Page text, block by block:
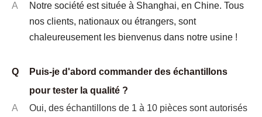
A
Notre société est située à Shanghai, en Chine. Tous
nos clients, nationaux ou étrangers, sont
chaleureusement les bienvenus dans notre usine !
Q
Puis-je d'abord commander des échantillons
pour tester la qualité ?
A
Oui, des échantillons de 1 à 10 pièces sont autorisés